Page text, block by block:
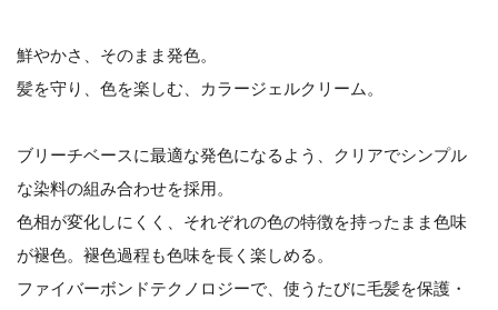
鮮やかさ、そのまま発色。
髪を守り、色を楽しむ、カラージェルクリーム。
ブリーチベースに最適な発色になるよう、クリアでシンプル
な染料の組み合わせを採用。
色相が変化しにくく、それぞれの色の特徴を持ったまま色味
が褪色。褪色過程も色味を長く楽しめる。
ファイバーボンドテクノロジーで、使うたびに毛髪を保護・